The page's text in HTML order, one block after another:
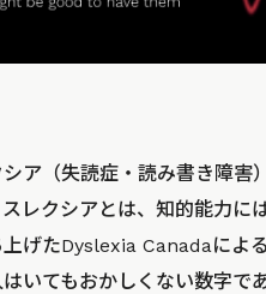
ア（失読症・読み書き障
レクシアとは、知的能力
げたDyslexia Canadaによ
いてもおかしくない数字で